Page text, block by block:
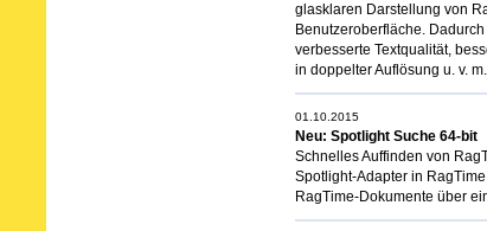
glasklaren Darstellung von
Benutzeroberfläche.
verbesserte Textqualität,
in doppelter Auflösung u. v.
01.10.2015
Neu: Spotlight Suche 64-bit
Schnelles Auffinden von
Spotlight-Adapter in
RagTime-Dokumente über